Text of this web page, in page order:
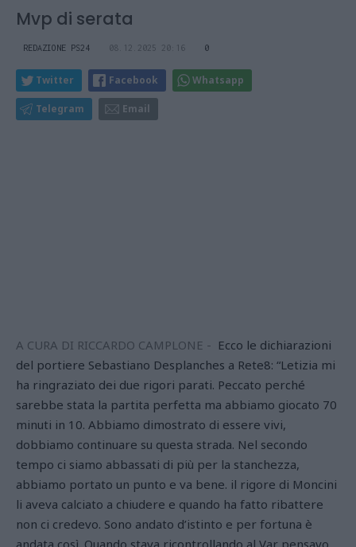
Mvp di serata
REDAZIONE PS24 08.12.2025 20:16 0
Twitter Facebook Whatsapp
Telegram Email
A CURA DI RICCARDO CAMPLONE - Ecco le dichiarazioni
del portiere Sebastiano Desplanches a Rete8: “Letizia mi
ha ringraziato dei due rigori parati. Peccato perché
sarebbe stata la partita perfetta ma abbiamo giocato 70
minuti in 10. Abbiamo dimostrato di essere vivi,
dobbiamo continuare su questa strada. Nel secondo
tempo ci siamo abbassati di più per la stanchezza,
abbiamo portato un punto e va bene. il rigore di Moncini
li aveva calciato a chiudere e quando ha fatto ribattere
non ci credevo. Sono andato d’istinto e per fortuna è